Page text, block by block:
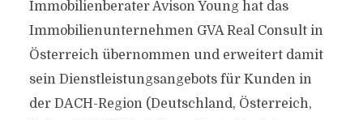
Immobilienberater Avison Young hat das
Immobilienunternehmen GVA Real Consult in
Österreich übernommen und erweitert damit
sein Dienstleistungsangebots für Kunden in
der DACH-Region (Deutschland, Österreich,